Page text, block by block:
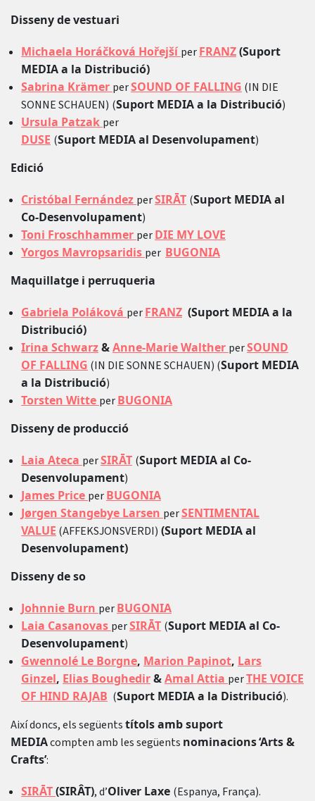
Disseny de vestuari
Michaela Horáčková HořejšíperFRANZ(Suport
MEDIA a la Distribució)
Sabrina Krämer perSOUND OF FALLING (IN DIE
SONNE SCHAUEN) (Suport MEDIA a la Distribució)
Ursula Patzak per
DUSE (Suport MEDIA al Desenvolupament)
Edició
Cristóbal Fernández perSIRĀT (Suport MEDIA al
Co-Desenvolupament)
Toni Froschhammer perDIE MY LOVE
Yorgos Mavropsaridis per BUGONIA
Maquillatge i perruqueria
Gabriela Poláková perFRANZ (Suport MEDIA a la
Distribució)
Irina Schwarz&Anne-Marie Walther perSOUND
OF FALLING (IN DIE SONNE SCHAUEN) (Suport MEDIA
a la Distribució)
Torsten Witte perBUGONIA
Disseny de producció
Laia Ateca perSIRĀT (Suport MEDIA al Co-
Desenvolupament)
James Price perBUGONIA
Jørgen Stangebye Larsen perSENTIMENTAL
VALUE (AFFEKSJONSVERDI) (Suport MEDIA al
Desenvolupament)
Disseny de so
Johnnie Burn perBUGONIA
Laia Casanovas perSIRĀT (Suport MEDIA al Co-
Desenvolupament)
Gwennolé Le Borgne, Marion Papinot, Lars
Ginzel, Elias Boughedir&Amal Attia perTHE VOICE
OF HIND RAJAB (Suport MEDIA a la Distribució).
Així doncs, els següentstítols amb suport
MEDIAcompten amb les següents nominacions‘Arts &
Crafts’:
SIRĀT(SIRÂT), d’Oliver Laxe (Espanya, França).